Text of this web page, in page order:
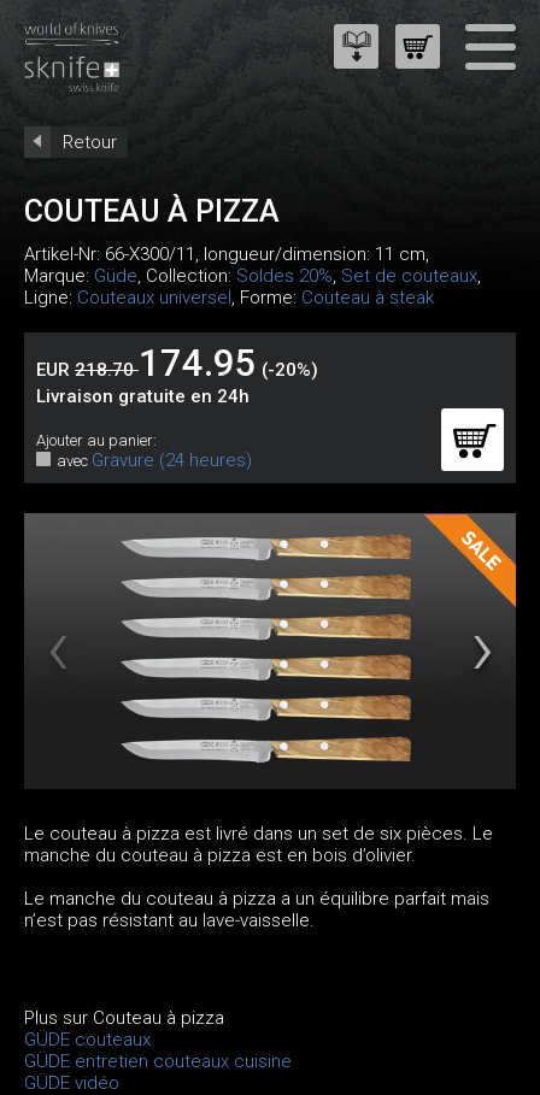
Retour
COUTEAU À PIZZA
Artikel-Nr: 66-X300/11 , longueur/dimension: 11 cm,
Marque: Güde, Collection: Soldes 20%, Set de couteaux,
Ligne: Couteaux universel, Forme: Couteau à steak
EUR 218.70174.95 (-20%)
Livraison gratuite en 24h
Ajouter au panier:
avec Gravure (24 heures)
Le couteau à pizza est livré dans un set de six pièces. Le
manche du couteau à pizza est en bois d’olivier.
Le manche du couteau à pizza a un équilibre parfait mais
n’est pas résistant au lave-vaisselle.
Plus sur Couteau à pizza
GÜDE couteaux
GÜDE entretien couteaux cuisine
GÜDE vidéo